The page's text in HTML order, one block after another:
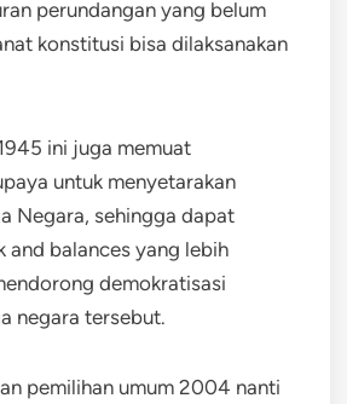
perundangan yang belum
konstitusi bisa dilaksanakan
ini juga memuat
untuk menyetarakan
Negara, sehingga dapat
and balances yang lebih
demokratisasi
negara tersebut.
pemilihan umum 2004 nanti